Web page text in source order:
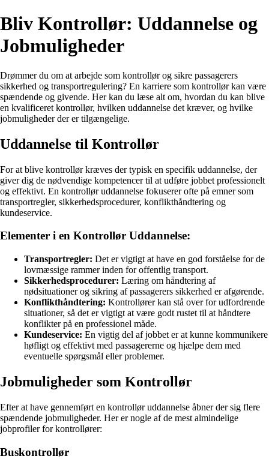
Bliv Kontrollør: Uddannelse og
Jobmuligheder
Drømmer du om at arbejde som kontrollør og sikre passagerers
sikkerhed og transportregulering? En karriere som kontrollør kan være
spændende og givende. Her kan du læse alt om, hvordan du kan blive
en kvalificeret kontrollør, hvilken uddannelse det kræver, og hvilke
jobmuligheder der er tilgængelige.
Uddannelse til Kontrollør
For at blive kontrollør kræves der typisk en specifik uddannelse, der
giver dig de nødvendige kompetencer til at udføre jobbet professionelt
og effektivt. En kontrollør uddannelse fokuserer ofte på emner som
transportregler, sikkerhedsprocedurer, konflikthåndtering og
kundeservice.
Elementer i en Kontrollør Uddannelse:
Transportregler: Det er vigtigt at have en god forståelse for de
lovmæssige rammer inden for offentlig transport.
Sikkerhedsprocedurer: Læring om håndtering af
nødsituationer og sikring af passagerers sikkerhed er afgørende.
Konflikthåndtering: Kontrollører kan stå over for udfordrende
situationer, så det er vigtigt at være godt rustet til at håndtere
konflikter på en professionel måde.
Kundeservice: En vigtig del af jobbet er at kunne kommunikere
høfligt og effektivt med passagererne og hjælpe dem med
eventuelle spørgsmål eller problemer.
Jobmuligheder som Kontrollør
Efter at have gennemført en kontrollør uddannelse åbner der sig flere
spændende jobmuligheder. Her er nogle af de mest almindelige
jobprofiler for kontrollører:
Buskontrollør